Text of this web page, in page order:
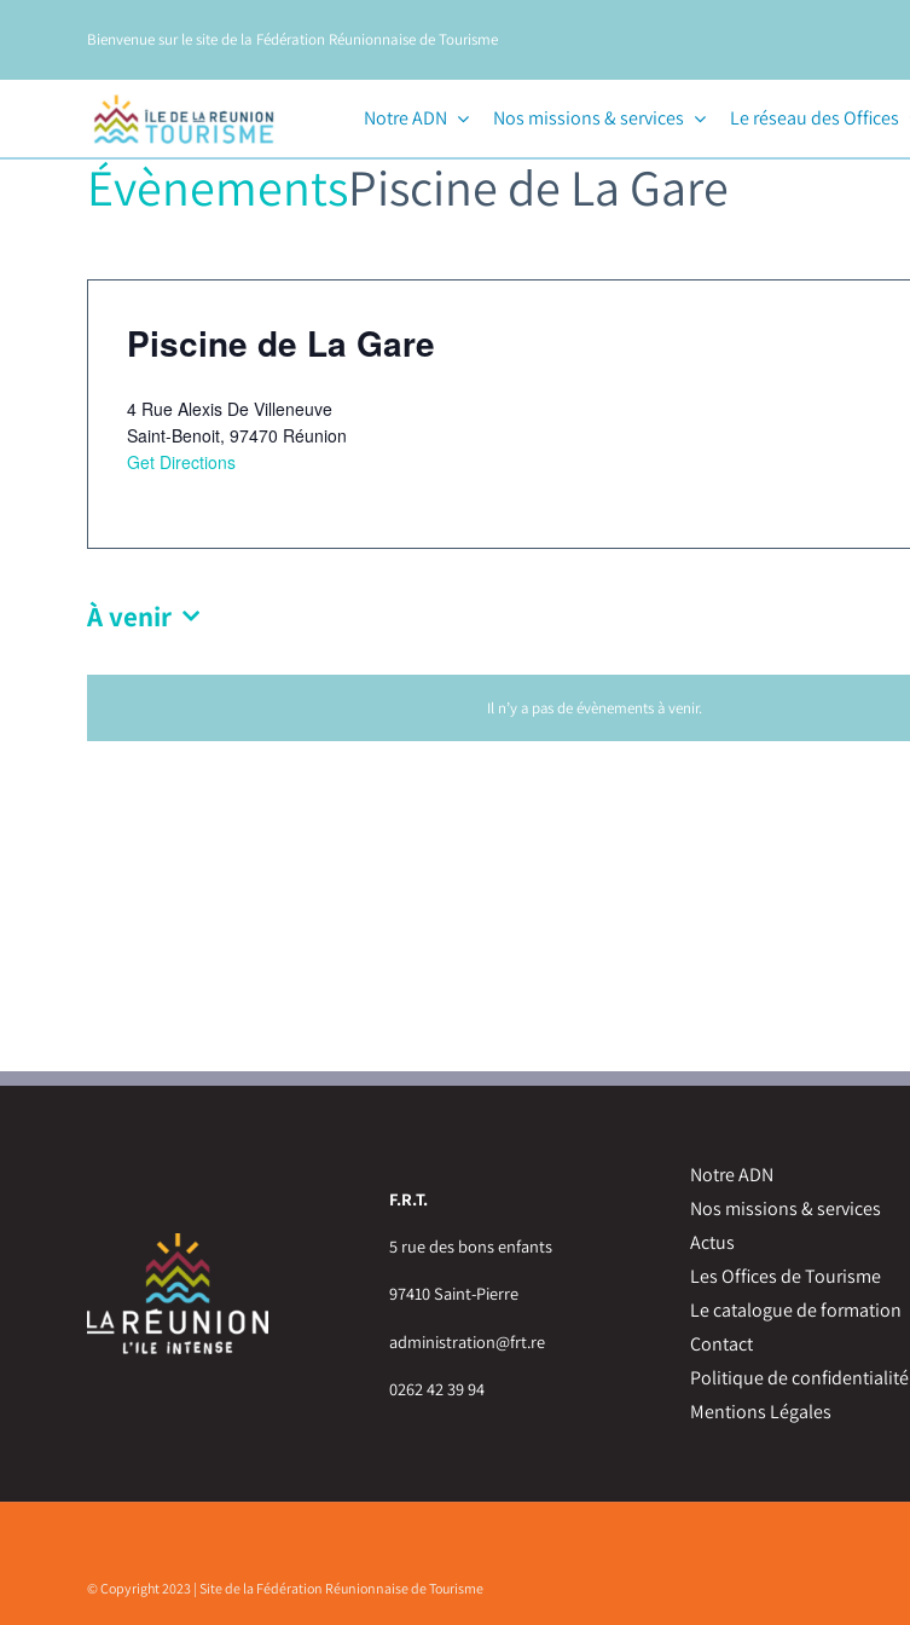
contenu
Bienvenue sur le site de la Fédération Réunionnaise de Tourisme
Notre ADN Nos missions & services Le réseau des Offices
Il n’y a pas de évènements à venir.
ÉvènementsPiscine de La Gare
Piscine de La Gare
4 Rue Alexis De Villeneuve
Saint-Benoit, 97470 Réunion
Get Directions
À venir
F.R.T.
5 rue des bons enfants
97410 Saint-Pierre
administration@frt.re
0262 42 39 94
Notre ADN
Nos missions & services
Actus
Les Offices de Tourisme
Le catalogue de formation
Contact
Politique de confidentialité
Mentions Légales
© Copyright 2023 | Site de la Fédération Réunionnaise de Tourisme